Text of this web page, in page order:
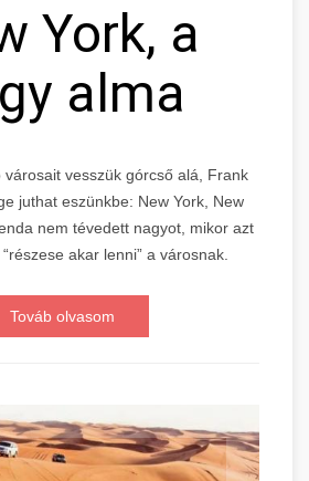
York, a
alma
városait vesszük górcső alá, Frank
juthat eszünkbe: New York, New
nem tévedett nagyot, mikor azt
akar lenni” a városnak.
Továb olvasom